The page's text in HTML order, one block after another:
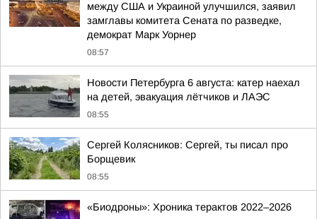
между США и Украиной улучшился, заявил
замглавы комитета Сената по разведке,
демократ Марк Уорнер
08:57
Новости Петербурга 6 августа: катер наехал
на детей, эвакуация лётчиков и ЛАЭС
08:55
Сергей Колясников: Сергей, ты писал про
Борщевик
08:55
«Биодроны»: Хроника терактов 2022–2026